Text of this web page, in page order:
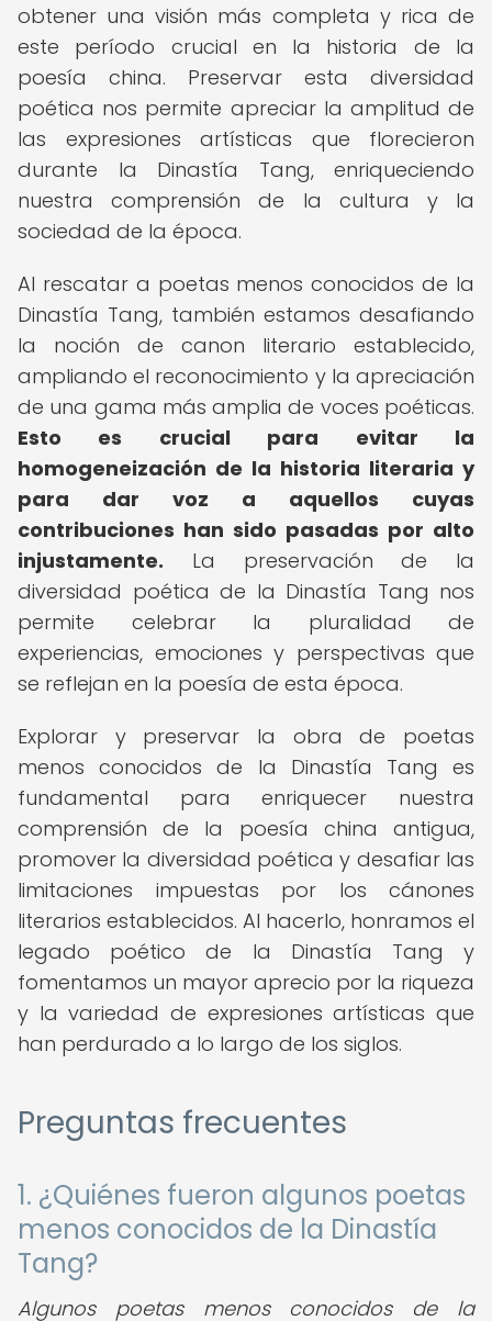
obtener una visión más completa y rica de
este período crucial en la historia de la
poesía china. Preservar esta diversidad
poética nos permite apreciar la amplitud de
las expresiones artísticas que florecieron
durante la Dinastía Tang, enriqueciendo
nuestra comprensión de la cultura y la
sociedad de la época.
Al rescatar a poetas menos conocidos de la
Dinastía Tang, también estamos desafiando
la noción de canon literario establecido,
ampliando el reconocimiento y la apreciación
de una gama más amplia de voces poéticas.
Esto es crucial para evitar la
homogeneización de la historia literaria y
para dar voz a aquellos cuyas
contribuciones han sido pasadas por alto
injustamente. La preservación de la
diversidad poética de la Dinastía Tang nos
permite celebrar la pluralidad de
experiencias, emociones y perspectivas que
se reflejan en la poesía de esta época.
Explorar y preservar la obra de poetas
menos conocidos de la Dinastía Tang es
fundamental para enriquecer nuestra
comprensión de la poesía china antigua,
promover la diversidad poética y desafiar las
limitaciones impuestas por los cánones
literarios establecidos. Al hacerlo, honramos el
legado poético de la Dinastía Tang y
fomentamos un mayor aprecio por la riqueza
y la variedad de expresiones artísticas que
han perdurado a lo largo de los siglos.
Preguntas frecuentes
1. ¿Quiénes fueron algunos poetas
menos conocidos de la Dinastía
Tang?
Algunos poetas menos conocidos de la